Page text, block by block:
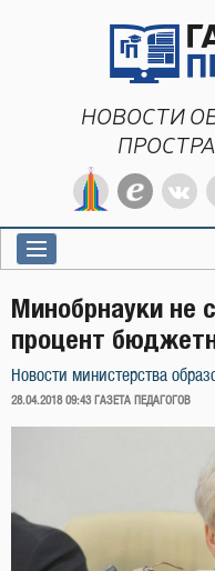
НОВОСТИ
Минобрнауки не
процент
Новости министерства
ОПУБЛИКОВАНО
28.04.2018 09:43 ГАЗЕТА ПЕДАГОГОВ